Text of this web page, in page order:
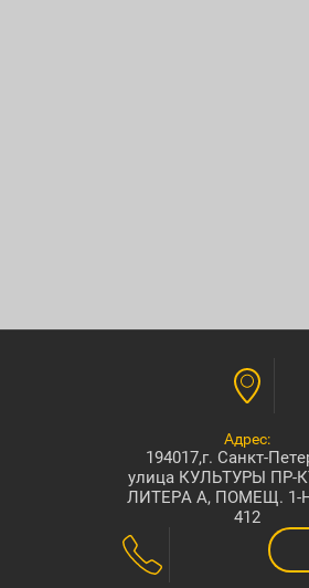
Адрес:
194017,г. Санкт-
улица КУЛЬТУРЫ ПР-
ЛИТЕРА А, ПОМЕЩ. 1-
412